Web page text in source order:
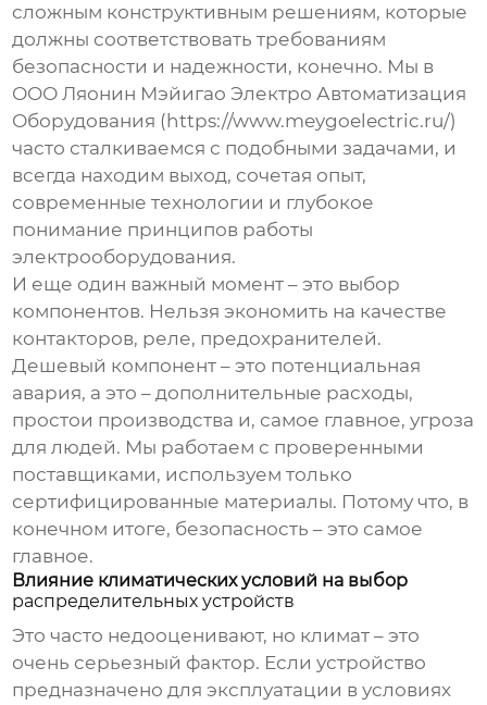
сложным конструктивным решениям, которые
должны соответствовать требованиям
безопасности и надежности, конечно. Мы в
ООО Ляонин Мэйигао Электро Автоматизация
Оборудования (https://www.meygoelectric.ru/)
часто сталкиваемся с подобными задачами, и
всегда находим выход, сочетая опыт,
современные технологии и глубокое
понимание принципов работы
электрооборудования.
И еще один важный момент – это выбор
компонентов. Нельзя экономить на качестве
контакторов, реле, предохранителей.
Дешевый компонент – это потенциальная
авария, а это – дополнительные расходы,
простои производства и, самое главное, угроза
для людей. Мы работаем с проверенными
поставщиками, используем только
сертифицированные материалы. Потому что, в
конечном итоге, безопасность – это самое
главное.
Влияние климатических условий на выбор
распределительных устройств
Это часто недооценивают, но климат – это
очень серьезный фактор. Если устройство
предназначено для эксплуатации в условиях